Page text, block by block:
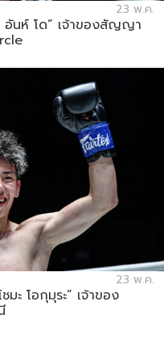
23 พ.ค.
อันห์ โด” เจ้าของสัญญา
23 พ.ค.
ะ โอกุมุระ” เจ้าของ